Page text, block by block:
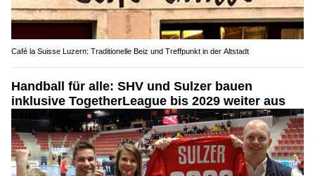
Café la Suisse Luzern: Traditionelle Beiz und Treffpunkt in der Altstadt
Handball für alle: SHV und Sulzer bauen
inklusive TogetherLeague bis 2029 weiter aus